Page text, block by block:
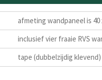
afmeting wandpaneel is 40
inclusief vier fraaie RVS
tape (dubbelzijdig